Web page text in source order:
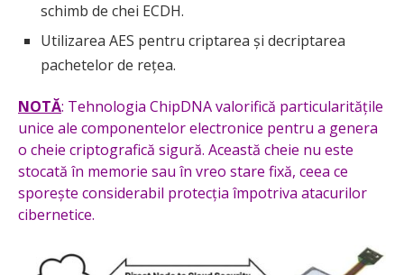
schimb de chei ECDH.
Utilizarea AES pentru criptarea și decriptarea
pachetelor de rețea.
NOTĂ: Tehnologia ChipDNA valorifică particularitățile
unice ale componentelor electronice pentru a genera
o cheie criptografică sigură. Această cheie nu este
stocată în memorie sau în vreo stare fixă, ceea ce
sporește considerabil protecția împotriva atacurilor
cibernetice.